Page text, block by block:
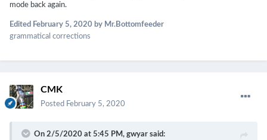
mode back again.
Edited February 5, 2020 by Mr.Bottomfeeder
grammatical corrections
CMK
Posted February 5, 2020
On 2/5/2020 at 5:45 PM, gwyar said: